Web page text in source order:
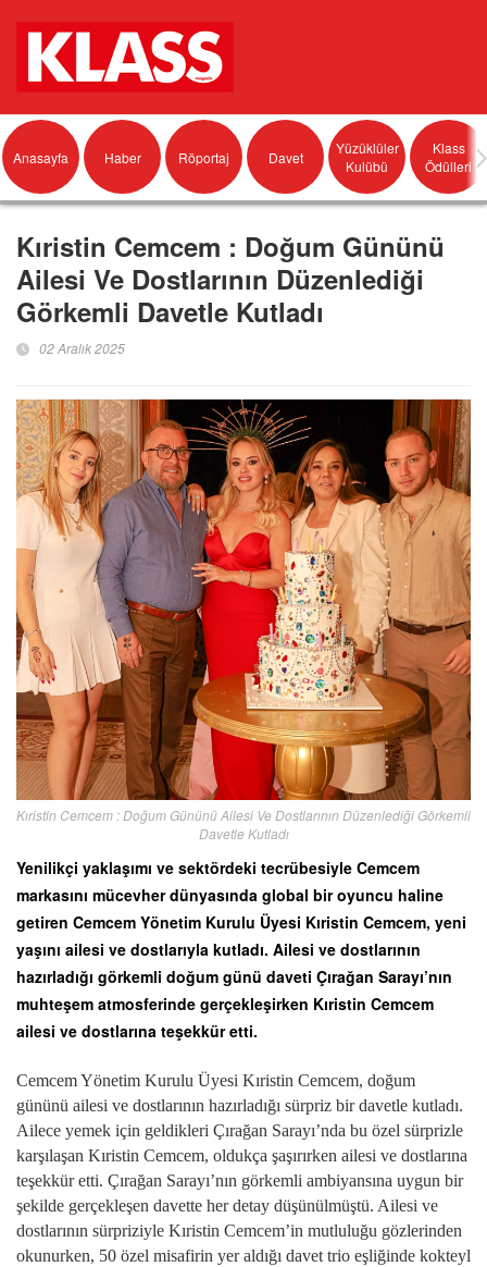
Anasayfa Haber Röportaj Davet
Yüzüklüler
Kulübü
Klass
Ödülleri
Kıristin Cemcem : Doğum Gününü
Ailesi Ve Dostlarının Düzenlediği
Görkemli Davetle Kutladı
02 Aralık 2025
Kıristin Cemcem : Doğum Gününü Ailesi Ve Dostlarının Düzenlediği Görkemli
Davetle Kutladı
Yenilikçi yaklaşımı ve sektördeki tecrübesiyle Cemcem
markasını mücevher dünyasında global bir oyuncu haline
getiren Cemcem Yönetim Kurulu Üyesi Kıristin Cemcem, yeni
yaşını ailesi ve dostlarıyla kutladı. Ailesi ve dostlarının
hazırladığı görkemli doğum günü daveti Çırağan Sarayı’nın
muhteşem atmosferinde gerçekleşirken Kıristin Cemcem
ailesi ve dostlarına teşekkür etti.
Cemcem Yönetim Kurulu Üyesi Kıristin Cemcem, doğum
gününü ailesi ve dostlarının hazırladığı sürpriz bir davetle kutladı.
Ailece yemek için geldikleri Çırağan Sarayı’nda bu özel sürprizle
karşılaşan Kıristin Cemcem, oldukça şaşırırken ailesi ve dostlarına
teşekkür etti. Çırağan Sarayı’nın görkemli ambiyansına uygun bir
şekilde gerçekleşen davette her detay düşünülmüştü. Ailesi ve
dostlarının sürpriziyle Kıristin Cemcem’in mutluluğu gözlerinden
okunurken, 50 özel misafirin yer aldığı davet trio eşliğinde kokteyl